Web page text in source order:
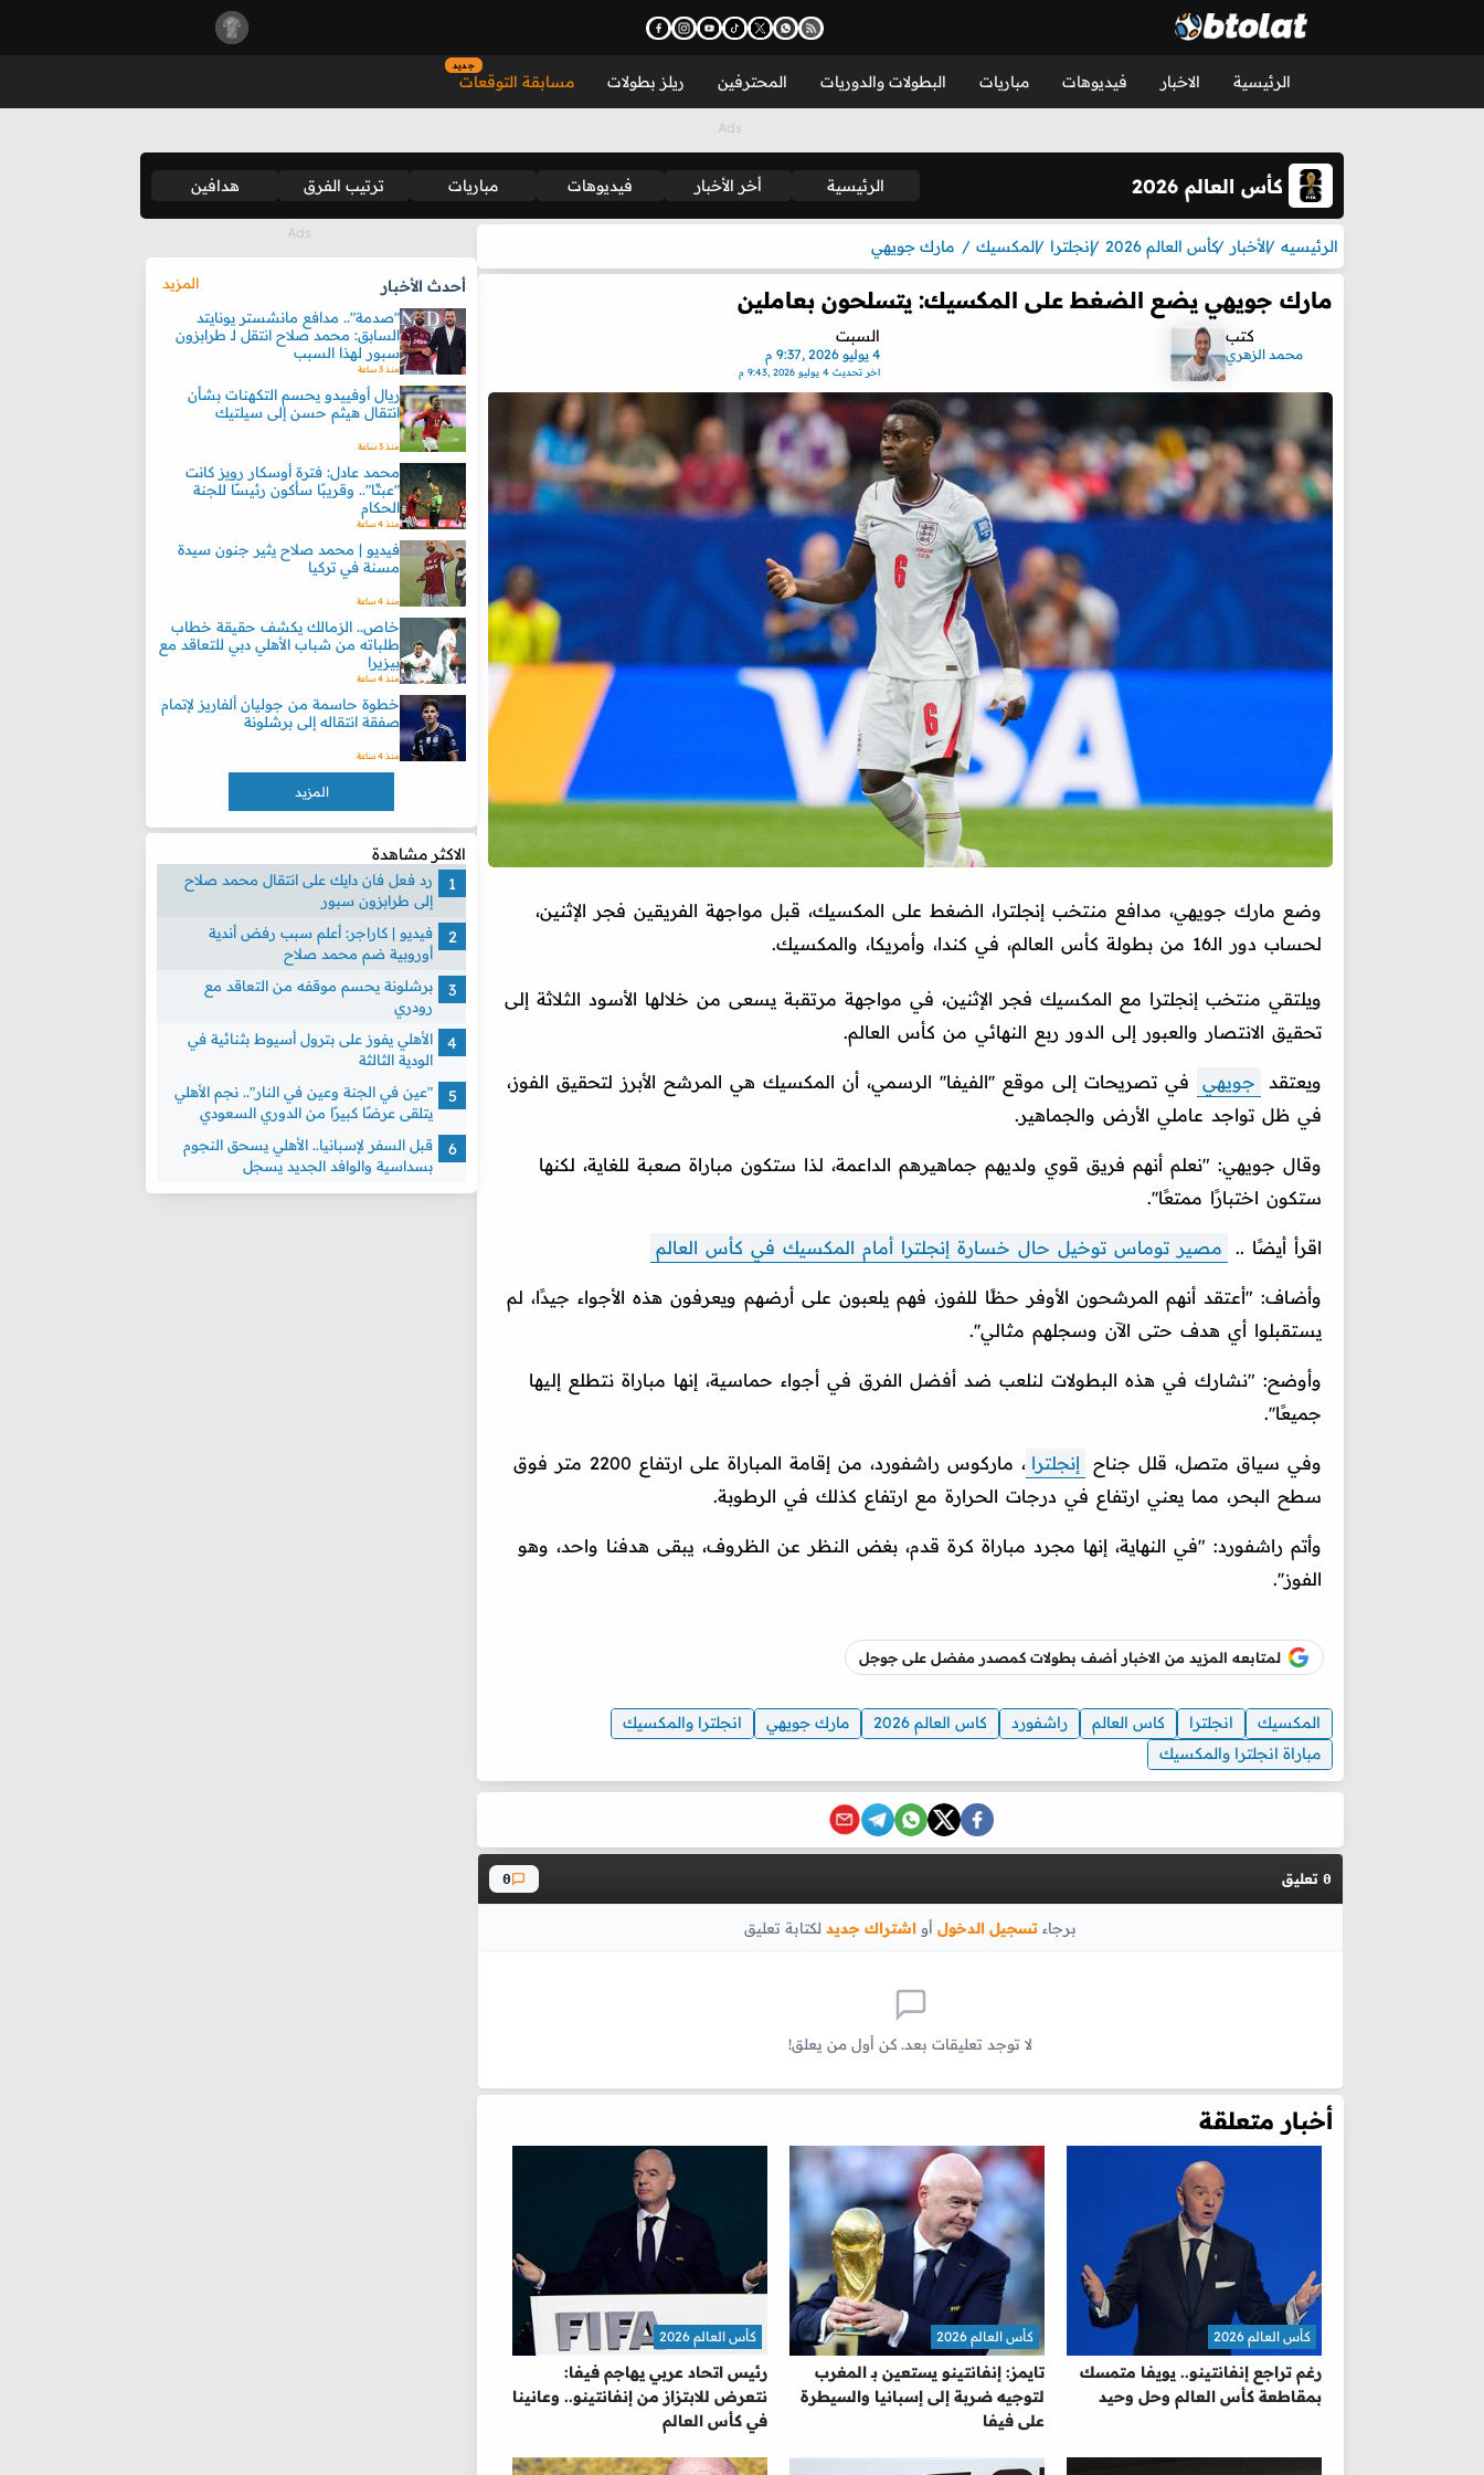
الرئيسية الاخبار فيديوهات مباريات البطولات والدوريات المحترفين ريلز بطولات مسابقة التوقعات
جديد
كأس العالم 2026 الرئيسية أخر الأخبار فيديوهات مباريات ترتيب الفرق هدافين
الرئيسيه الأخبار كأس العالم 2026 إنجلترا المكسيك مارك جويهي
مارك جويهي يضع الضغط على المكسيك: يتسلحون بعاملين
كتب
محمد الزهري
السبت
4 يوليو 2026 ,9:37 م
اخر تحديث 4 يوليو 2026 ,9:43 م
وضع مارك جويهي، مدافع منتخب إنجلترا، الضغط على المكسيك، قبل مواجهة الفريقين فجر الإثنين،
لحساب دور الـ16 من بطولة كأس العالم، في كندا، وأمريكا، والمكسيك.
ويلتقي منتخب إنجلترا مع المكسيك فجر الإثنين، في مواجهة مرتقبة يسعى من خلالها الأسود الثلاثة إلى
تحقيق الانتصار والعبور إلى الدور ربع النهائي من كأس العالم.
ويعتقد جويهي
في تصريحات إلى موقع ''الفيفا'' الرسمي، أن المكسيك هي المرشح الأبرز لتحقيق الفوز،
في ظل تواجد عاملي الأرض والجماهير.
وقال جويهي: "نعلم أنهم فريق قوي ولديهم جماهيرهم الداعمة، لذا ستكون مباراة صعبة للغاية، لكنها
ستكون اختبارًا ممتعًا''.
اقرأ أيضًا .. مصير توماس توخيل حال خسارة إنجلترا أمام المكسيك في كأس العالم
وأضاف: "أعتقد أنهم المرشحون الأوفر حظًا للفوز، فهم يلعبون على أرضهم ويعرفون هذه الأجواء جيدًا، لم
يستقبلوا أي هدف حتى الآن وسجلهم مثالي''.
وأوضح: "نشارك في هذه البطولات لنلعب ضد أفضل الفرق في أجواء حماسية، إنها مباراة نتطلع إليها
جميعًا''.
وفي سياق متصل، قلل جناح إنجلترا
، ماركوس راشفورد، من إقامة المباراة على ارتفاع 2200 متر فوق
سطح البحر، مما يعني ارتفاع في درجات الحرارة مع ارتفاع كذلك في الرطوبة.
وأتم راشفورد: "في النهاية، إنها مجرد مباراة كرة قدم، بغض النظر عن الظروف، يبقى هدفنا واحد، وهو
الفوز''.
لمتابعه المزيد من الاخبار أضف بطولات كمصدر مفضل على جوجل
المكسيك انجلترا كاس العالم راشفورد كاس العالم 2026 مارك جويهي
انجلترا والمكسيك
مباراة انجلترا والمكسيك
0 تعليق 0
برجاء تسجيل الدخول أو اشتراك جديد لكتابة تعليق
لا توجد تعليقات بعد. كن أول من يعلق!
أخبار متعلقة
رغم تراجع إنفانتينو.. يويفا متمسك
بمقاطعة كأس العالم وحل وحيد
كأس العالم 2026
تايمز: إنفانتينو يستعين بـ المغرب
لتوجيه ضربة إلى إسبانيا والسيطرة
على فيفا
كأس العالم 2026
رئيس اتحاد عربي يهاجم فيفا:
نتعرض للابتزاز من إنفانتينو.. وعانينا
في كأس العالم
كأس العالم 2026
أحدث الأخبار
المزيد
"صدمة".. مدافع مانشستر يونايتد
السابق: محمد صلاح انتقل لـ طرابزون
سبور لهذا السبب
منذ 3 ساعة
ريال أوفييدو يحسم التكهنات بشأن
انتقال هيثم حسن إلى سيلتيك
منذ 3 ساعة
محمد عادل: فترة أوسكار رويز كانت
"عبثًا".. وقريبًا سأكون رئيسًا للجنة
الحكام
منذ 4 ساعة
فيديو | محمد صلاح يثير جنون سيدة
مسنة في تركيا
منذ 4 ساعة
خاص.. الزمالك يكشف حقيقة خطاب
طلباته من شباب الأهلي دبي للتعاقد مع
بيزيرا
منذ 4 ساعة
خطوة حاسمة من جوليان ألفاريز لإتمام
صفقة انتقاله إلى برشلونة
منذ 4 ساعة
المزيد
الاكثر مشاهدة
رد فعل فان دايك على انتقال محمد صلاح
إلى طرابزون سبور
فيديو | كاراجر: أعلم سبب رفض أندية
أوروبية ضم محمد صلاح
برشلونة يحسم موقفه من التعاقد مع
رودري
الأهلي يفوز على بترول أسيوط بثنائية في
الودية الثالثة
"عين في الجنة وعين في النار".. نجم الأهلي
يتلقى عرضًا كبيرًا من الدوري السعودي
قبل السفر لإسبانيا.. الأهلي يسحق النجوم
بسداسية والوافد الجديد يسجل